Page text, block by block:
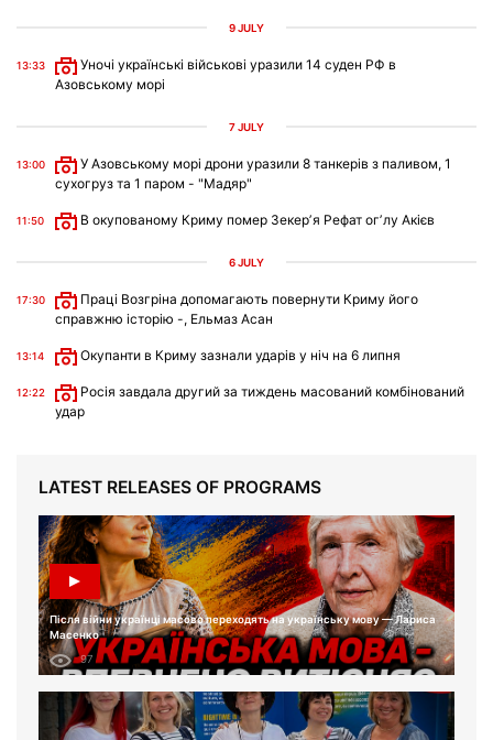
9 JULY
13:33
Уночі українські військові уразили 14 суден РФ в
Азовському морі
7 JULY
13:00
У Азовському морі дрони уразили 8 танкерів з паливом, 1
сухогруз та 1 паром - "Мадяр"
11:50 В окупованому Криму помер Зекерʼя Рефат огʼлу Акієв
6 JULY
17:30
Праці Возгріна допомагають повернути Криму його
справжню історію -, Ельмаз Асан
13:14 Окупанти в Криму зазнали ударів у ніч на 6 липня
12:22
Росія завдала другий за тиждень масований комбінований
удар
LATEST RELEASES OF PROGRAMS
Після війни українці масово переходять на українську мову — Лариса
Масенко
97